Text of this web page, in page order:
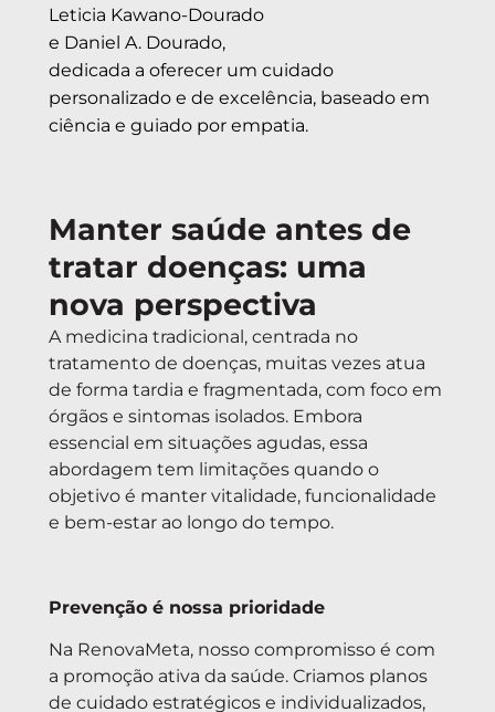
Leticia Kawano-Dourado
e Daniel A. Dourado,
dedicada a oferecer um cuidado
personalizado e de excelência, baseado em
ciência e guiado por empatia.
Manter saúde antes de
tratar doenças: uma
nova perspectiva
A medicina tradicional, centrada no
tratamento de doenças, muitas vezes atua
de forma tardia e fragmentada, com foco em
órgãos e sintomas isolados. Embora
essencial em situações agudas, essa
abordagem tem limitações quando o
objetivo é manter vitalidade, funcionalidade
e bem-estar ao longo do tempo.
Prevenção é nossa prioridade
Na RenovaMeta, nosso compromisso é com
a promoção ativa da saúde. Criamos planos
de cuidado estratégicos e individualizados,